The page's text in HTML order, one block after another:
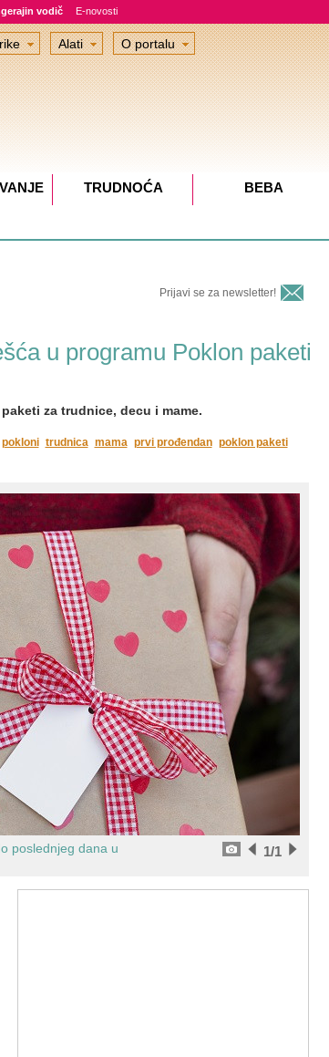
vodič E-novosti
Prijavi se za newsletter!
u programu Poklon paketi
za trudnice, decu i mame.
pokloni trudnica mama prvi prođendan poklon paketi
poslednjeg dana u
/1
1
Alati O portalu
TRUDNOĆA BEBA